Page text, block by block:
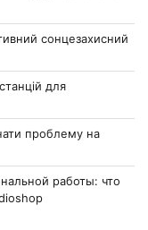
сонцезахисний
для
проблему на
работы: что